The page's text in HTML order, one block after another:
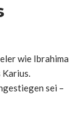
wie Ibrahima
sei –